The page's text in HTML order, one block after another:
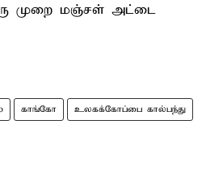
முறை மஞ்சள் அட்டை
காங்கோ உலகக்கோப்பை கால்பந்து